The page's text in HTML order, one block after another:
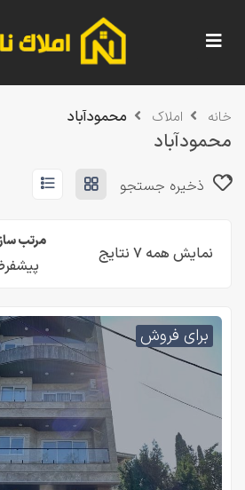
خانه املاک محمودآباد
محمودآباد
ذخیره جستجو
نمایش همه ۷ نتایج
مرتب
برای فروش